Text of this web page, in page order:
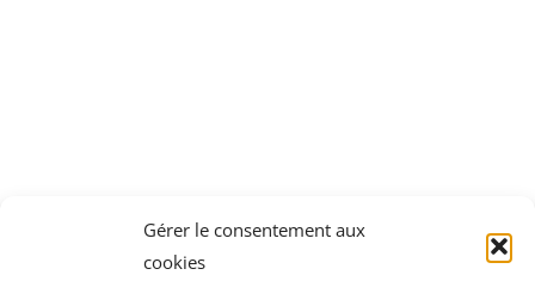
Gérer le consentement aux
cookies